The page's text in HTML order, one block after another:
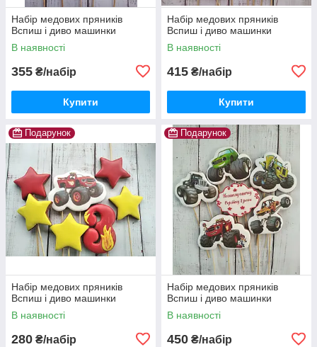
Набір медових пряників
Вспиш і диво машинки
В наявності
355 ₴/набір
Купити
Набір медових пряників
Вспиш і диво машинки
В наявності
415 ₴/набір
Купити
Подарунок
Набір медових пряників
Вспиш і диво машинки
В наявності
280 ₴/набір
Подарунок
Набір медових пряників
Вспиш і диво машинки
В наявності
450 ₴/набір